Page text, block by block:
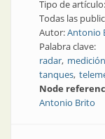
Tipo de artículo:
Todas las
Autor:Antonio
Palabra clave:
radar
tanques
Node
Antonio Brito